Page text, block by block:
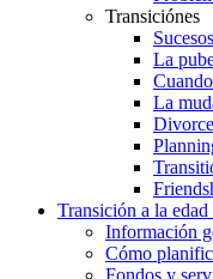
Transiciónes
La
La
Divorce
Transición a la edad
Información
Cómo
Fondos y